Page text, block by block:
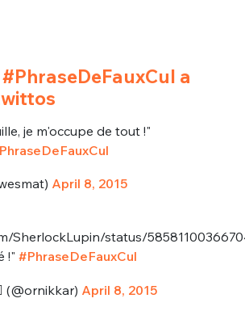
a
je m'occupe de tout !"
April 8, 2015
SherlockLupin/status/
!" #PhraseDeFauxCul
(@ornikkar) April 8, 2015